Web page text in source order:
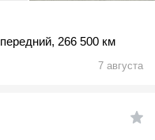
передний, 266 500 км
7 августа